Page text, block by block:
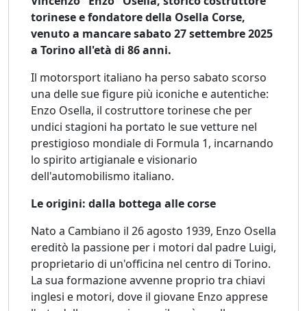
torinese e fondatore della Osella Corse,
venuto a mancare sabato 27 settembre 2025
a Torino all'età di 86 anni.
Il motorsport italiano ha perso sabato scorso
una delle sue figure più iconiche e autentiche:
Enzo Osella, il costruttore torinese che per
undici stagioni ha portato le sue vetture nel
prestigioso mondiale di Formula 1, incarnando
lo spirito artigianale e visionario
dell'automobilismo italiano.
Le origini: dalla bottega alle corse
Nato a Cambiano il 26 agosto 1939, Enzo Osella
ereditò la passione per i motori dal padre Luigi,
proprietario di un'officina nel centro di Torino.
La sua formazione avvenne proprio tra chiavi
inglesi e motori, dove il giovane Enzo apprese